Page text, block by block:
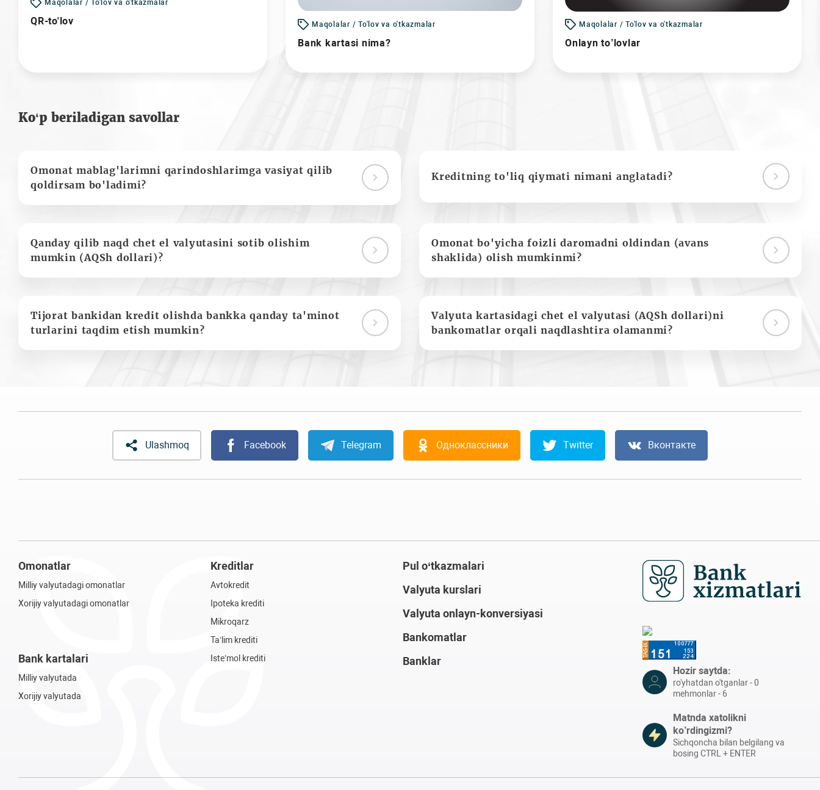
Maqolalar / To'lov va o'tkazmalar
QR-to'lov Maqolalar / To'lov va o'tkazmalar
Bank kartasi nima?
Maqolalar / To'lov va o'tkazmalar
Onlayn to’lovlar
Ko‘p beriladigan savollar
Omonat mablag'larimni qarindoshlarimga vasiyat qilib
qoldirsam bo'ladimi?
Kreditning to'liq qiymati nimani anglatadi?
Qanday qilib naqd chet el valyutasini sotib olishim
mumkin (AQSh dollari)?
Omonat bo'yicha foizli daromadni oldindan (avans
shaklida) olish mumkinmi?
Tijorat bankidan kredit olishda bankka qanday ta'minot
turlarini taqdim etish mumkin?
Valyuta kartasidagi chet el valyutasi (AQSh dollari)ni
bankomatlar orqali naqdlashtira olamanmi?
Ulashmoq Facebook Telegram Одноклассники Twitter Вконтакте
Omonatlar
Milliy valyutadagi omonatlar
Xorijiy valyutadagi omonatlar
Bank kartalari
Milliy valyutada
Xorijiy valyutada
Kreditlar
Avtokredit
Ipoteka krediti
Mikroqarz
Ta’lim krediti
Iste’mol krediti
Pul o‘tkazmalari
Valyuta kurslari
Valyuta onlayn-konversiyasi
Bankomatlar
Banklar
Hozir saytda:
ro'yhatdan o'tganlar - 0
mehmonlar - 6
Matnda xatolikni
ko’rdingizmi?
Sichqoncha bilan belgilang va
bosing CTRL + ENTER